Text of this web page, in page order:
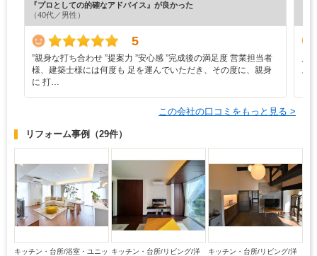
『プロとしての的確なアドバイス』が良かった
（40代／男性）
5
”‬親身な打ち合わせ ‪”‬提案力 ‪”‬安心感 ‪”‬完成後の満足度 営業担当者
様、建築士様には何度も 足を運んでいただき、その度に、親身
に 打…
ス
この会社の口コミをもっと見る >
リフォーム事例 （29件）
キッチン・台所/浴室・ユニッ キッチン・台所/リビング/洋
キッチン・台所/リビング/洋